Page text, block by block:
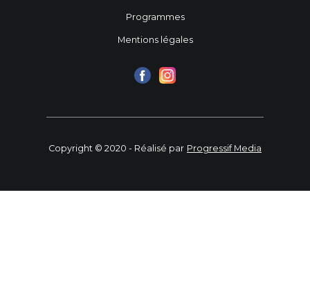
Programmes
Mentions légales
Copyright © 2020 - Réalisé par Progressif Media